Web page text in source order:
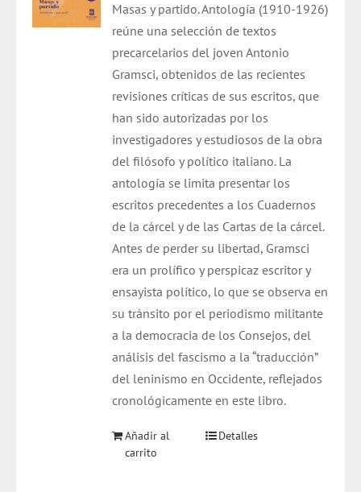
era:
$ 25.000.
es:
$ 24.000.
Masas y partido. Antología (1910-1926)
reúne una selección de textos
precarcelarios del joven Antonio
Gramsci, obtenidos de las recientes
revisiones críticas de sus escritos, que
han sido autorizadas por los
investigadores y estudiosos de la obra
del filósofo y político italiano. La
antología se limita presentar los
escritos precedentes a los Cuadernos
de la cárcel y de las Cartas de la cárcel.
Antes de perder su libertad, Gramsci
era un prolífico y perspicaz escritor y
ensayista político, lo que se observa en
su tránsito por el periodismo militante
a la democracia de los Consejos, del
análisis del fascismo a la “traducción”
del leninismo en Occidente, reflejados
cronológicamente en este libro.
Añadir al
carrito
Detalles